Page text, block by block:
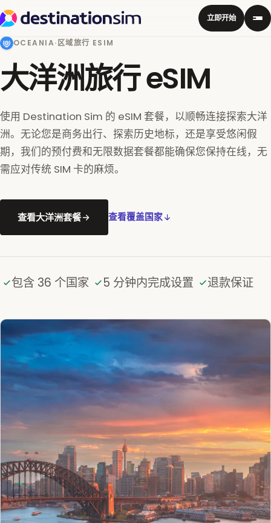
立即开始
OCEANIA·区域旅行 ESIM
大洋洲旅行 eSIM
使用 Destination Sim 的 eSIM 套餐，以顺畅连接探索大洋
洲。无论您是商务出行、探索历史地标，还是享受悠闲假
期，我们的预付费和无限数据套餐都能确保您保持在线，无
需应对传统 SIM 卡的麻烦。
查看大洋洲套餐 查看覆盖国家
包含 36 个国家 5 分钟内完成设置 退款保证